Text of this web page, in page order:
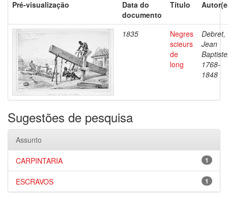
Pré-visualização
Data do
documento
Título
1835
Negres
scieurs
de
long
Debret,
Jean
1768-
1848
Sugestões de pesquisa
Assunto
1
CARPINTARIA
1
ESCRAVOS